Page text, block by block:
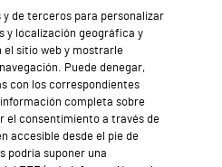
Vithas
somos
en Vithas
Cita Médica
al Cliente
de terceros para personalizar
y localización geográfica y
el sitio web y mostrarle
Puede denegar,
con los correspondientes
completa sobre
el consentimiento a través de
accesible desde el pie de
podría suponer una